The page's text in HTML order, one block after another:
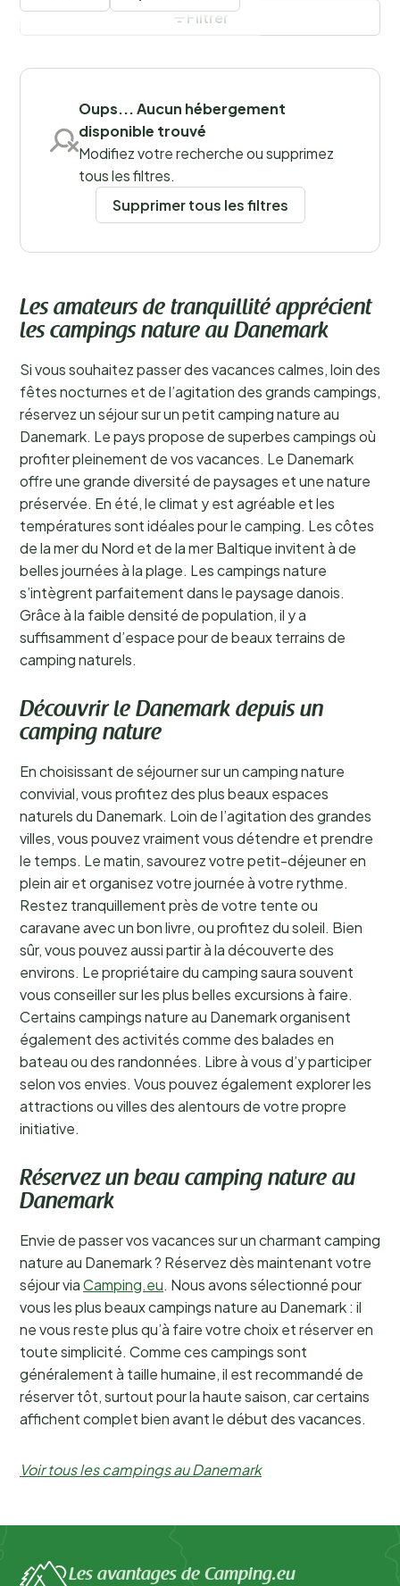
pleinement de la tranquillité et de la beauté
environnante. Que vous aimiez faire de belles
randonnées, vous détendre en forêt ou profiter de la
Régions
Filtrer
Oups... Aucun hébergement
disponible trouvé
Modifiez votre recherche ou supprimez
tous les filtres.
Supprimer tous les filtres
Les amateurs de tranquillité apprécient
les campings nature au Danemark
Si vous souhaitez passer des vacances calmes, loin des
fêtes nocturnes et de l’agitation des grands campings,
réservez un séjour sur un petit camping nature au
Danemark. Le pays propose de superbes campings où
profiter pleinement de vos vacances. Le Danemark
offre une grande diversité de paysages et une nature
préservée. En été, le climat y est agréable et les
températures sont idéales pour le camping. Les côtes
de la mer du Nord et de la mer Baltique invitent à de
belles journées à la plage. Les campings nature
s’intègrent parfaitement dans le paysage danois.
Grâce à la faible densité de population, il y a
suffisamment d’espace pour de beaux terrains de
camping naturels.
Découvrir le Danemark depuis un
camping nature
En choisissant de séjourner sur un camping nature
convivial, vous profitez des plus beaux espaces
naturels du Danemark. Loin de l’agitation des grandes
villes, vous pouvez vraiment vous détendre et prendre
le temps. Le matin, savourez votre petit-déjeuner en
plein air et organisez votre journée à votre rythme.
Restez tranquillement près de votre tente ou
caravane avec un bon livre, ou profitez du soleil. Bien
sûr, vous pouvez aussi partir à la découverte des
environs. Le propriétaire du camping saura souvent
vous conseiller sur les plus belles excursions à faire.
Certains campings nature au Danemark organisent
également des activités comme des balades en
bateau ou des randonnées. Libre à vous d’y participer
selon vos envies. Vous pouvez également explorer les
attractions ou villes des alentours de votre propre
initiative.
Réservez un beau camping nature au
Danemark
Envie de passer vos vacances sur un charmant camping
nature au Danemark ? Réservez dès maintenant votre
séjour viaCamping.eu. Nous avons sélectionné pour
vous les plus beaux campings nature au Danemark : il
ne vous reste plus qu’à faire votre choix et réserver en
toute simplicité. Comme ces campings sont
généralement à taille humaine, il est recommandé de
réserver tôt, surtout pour la haute saison, car certains
affichent complet bien avant le début des vacances.
Voir tous les campings au Danemark
Les avantages de Camping.eu